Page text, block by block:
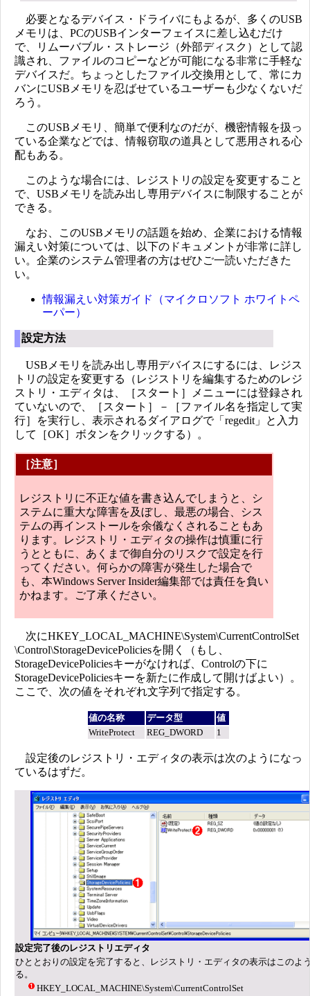
必要となるデバイス・ドライバにもよるが、多くのUSB
メモリは、PCのUSBインターフェイスに差し込むだけ
で、リムーバブル・ストレージ（外部ディスク）として認
識され、ファイルのコピーなどが可能になる非常に手軽な
デバイスだ。ちょっとしたファイル交換用として、常にカ
バンにUSBメモリを忍ばせているユーザーも少なくないだ
ろう。
このUSBメモリ、簡単で便利なのだが、機密情報を扱っ
ている企業などでは、情報窃取の道具として悪用される心
配もある。
このような場合には、レジストリの設定を変更すること
で、USBメモリを読み出し専用デバイスに制限することが
できる。
なお、このUSBメモリの話題を始め、企業における情報
漏えい対策については、以下のドキュメントが非常に詳し
い。企業のシステム管理者の方はぜひご一読いただきた
い。
情報漏えい対策ガイド（マイクロソフト ホワイトペ
ーパー）
設定方法
USBメモリを読み出し専用デバイスにするには、レジス
トリの設定を変更する（レジストリを編集するためのレジ
ストリ・エディタは、［スタート］メニューには登録され
ていないので、［スタート］－［ファイル名を指定して実
行］を実行し、表示されるダイアログで「regedit」と入力
して［OK］ボタンをクリックする）。
［注意］
レジストリに不正な値を書き込んでしまうと、シ
ステムに重大な障害を及ぼし、最悪の場合、シス
テムの再インストールを余儀なくされることもあ
ります。レジストリ・エディタの操作は慎重に行
うとともに、あくまで御自分のリスクで設定を行
ってください。何らかの障害が発生した場合で
も、本Windows Server Insider編集部では責任を負い
かねます。ご了承ください。
次にHKEY_LOCAL_MACHINE\System\CurrentControlSet
\Control\StorageDevicePoliciesを開く（もし、
StorageDevicePoliciesキーがなければ、Controlの下に
StorageDevicePoliciesキーを新たに作成して開けばよい）。
ここで、次の値をそれぞれ文字列で指定する。
値の名称 データ型
値
WriteProtect
REG_DWORD 1
設定後のレジストリ・エディタの表示は次のようになっ
ているはずだ。
設定完了後のレジストリエディタ
ひととおりの設定を完了すると、レジストリ・エディタの表示はこのよ
る。
HKEY_LOCAL_MACHINE\System\CurrentControlSet